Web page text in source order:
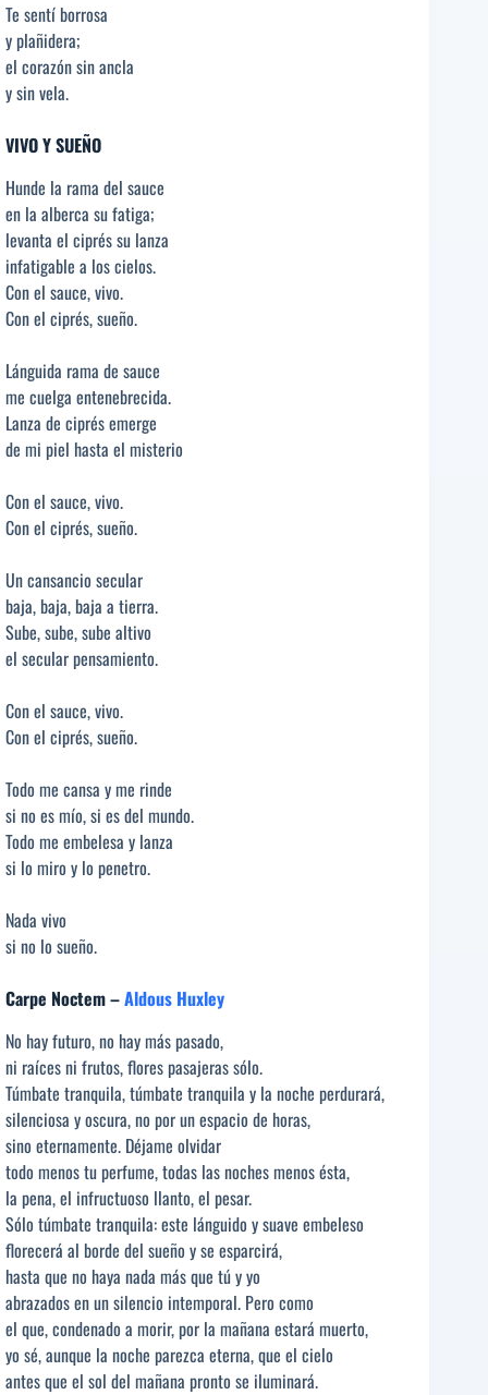
Te sentí borrosa
y plañidera;
el corazón sin ancla
y sin vela.
VIVO Y SUEÑO
Hunde la rama del sauce
en la alberca su fatiga;
levanta el ciprés su lanza
infatigable a los cielos.
Con el sauce, vivo.
Con el ciprés, sueño.
Lánguida rama de sauce
me cuelga entenebrecida.
Lanza de ciprés emerge
de mi piel hasta el misterio
Con el sauce, vivo.
Con el ciprés, sueño.
Un cansancio secular
baja, baja, baja a tierra.
Sube, sube, sube altivo
el secular pensamiento.
Con el sauce, vivo.
Con el ciprés, sueño.
Todo me cansa y me rinde
si no es mío, si es del mundo.
Todo me embelesa y lanza
si lo miro y lo penetro.
Nada vivo
si no lo sueño.
Carpe Noctem –Aldous Huxley
No hay futuro, no hay más pasado,
ni raíces ni frutos, flores pasajeras sólo.
Túmbate tranquila, túmbate tranquila y la noche perdurará,
silenciosa y oscura, no por un espacio de horas,
sino eternamente. Déjame olvidar
todo menos tu perfume, todas las noches menos ésta,
la pena, el infructuoso llanto, el pesar.
Sólo túmbate tranquila: este lánguido y suave embeleso
florecerá al borde del sueño y se esparcirá,
hasta que no haya nada más que tú y yo
abrazados en un silencio intemporal. Pero como
el que, condenado a morir, por la mañana estará muerto,
yo sé, aunque la noche parezca eterna, que el cielo
antes que el sol del mañana pronto se iluminará.